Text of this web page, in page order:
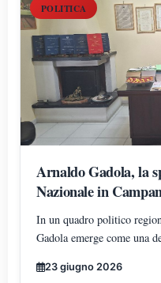
POLITICA
Arnaldo Gadola, la
Nazionale in
ridisegnando gli
In un quadro politico
Gadola emerge come una
modello di leadership
23 giugno 2026